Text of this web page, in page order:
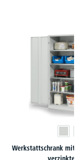
Werkstattschrank mit